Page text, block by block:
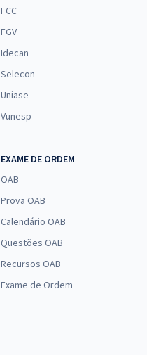
FCC
FGV
Idecan
Selecon
Uniase
Vunesp
EXAME DE ORDEM
OAB
Prova OAB
Calendário OAB
Questões OAB
Recursos OAB
Exame de Ordem